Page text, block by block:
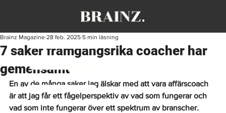
7 saker framgångsrika coacher har
gemensamt
Brainz Magazine 28 feb. 2025 5 min läsning
En av de många saker jag älskar med att vara affärscoach
är att jag får ett fågelperspektiv av vad som fungerar och
vad som inte fungerar över ett spektrum av branscher.